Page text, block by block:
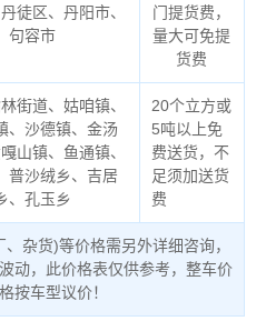
徒区、丹阳市、
句容市
门提货费，
量大可免提
货费
街道、姑咱镇、
、沙德镇、金汤
山镇、鱼通镇、
普沙绒乡、吉居
、孔玉乡
20个立方或
5吨以上免
费送货，不
足须加送货
费
杂货)等价格需另外详细咨询，
动，此价格表仅供参考，整车价
格按车型议价！